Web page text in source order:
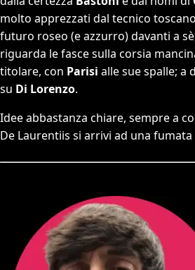
molto apprezzati dal tecnico
futuro roseo (e azzurro) davanti a
riguarda le fasce sulla corsia
titolare, con Parisi alle sue spalle; a
su Di Lorenzo.
Idee abbastanza chiare, sempre a
De Laurentiis si arrivi ad una